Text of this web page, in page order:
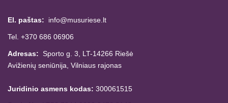
El. paštas: info@musuriese.lt
Tel. +370 686 06906
Adresas: Sporto g. 3, LT-14266 Riešė
Avižienių seniūnija, Vilniaus rajonas
Juridinio asmens kodas: 300061515